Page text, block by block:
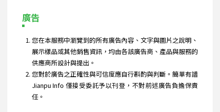
廣告
您在本服務中瀏覽到的所有廣告內容、文字與圖片之說明、
展示樣品或其他銷售資訊，均由各該廣告商、產品與服務的
供應商所設計與提出。
您對於廣告之正確性與可信度應自行斟酌與判斷。簡單有譜
Jianpu Info 僅接受委託予以刊登，不對前述廣告負擔保責
任。